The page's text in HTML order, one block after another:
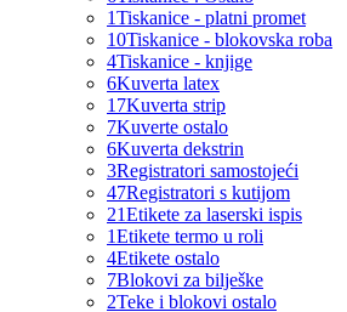
1Tiskanice - platni promet
10Tiskanice - blokovska roba
4Tiskanice - knjige
6Kuverta latex
17Kuverta strip
7Kuverte ostalo
6Kuverta dekstrin
3Registratori samostojeći
47Registratori s kutijom
21Etikete za laserski ispis
1Etikete termo u roli
4Etikete ostalo
7Blokovi za bilješke
2Teke i blokovi ostalo